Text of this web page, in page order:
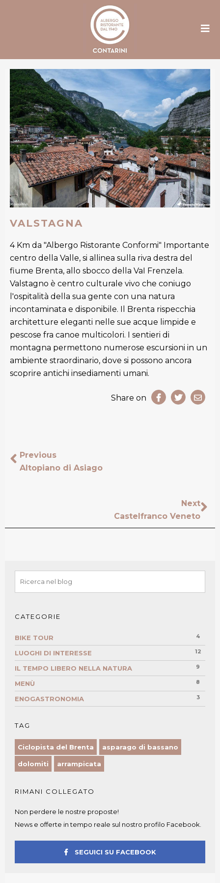
VALSTAGNA
4 Km da "Albergo Ristorante Conformi" Importante
centro della Valle, si allinea sulla riva destra del
fiume Brenta, allo sbocco della VaI Frenzela.
Valstagno è centro culturale vivo che coniugo
l'ospitalità della sua gente con una natura
incontaminata e disponibile. Il Brenta rispecchia
architetture eleganti nelle sue acque limpide e
pescose fra canoe multicolori. I sentieri di
montagna permettono numerose escursioni in un
ambiente straordinario, dove si possono ancora
scoprire antichi insediamenti umani.
Share on
Previous
Altopiano di Asiago
Next
Castelfranco Veneto
CATEGORIE
BIKE TOUR 4
LUOGHI DI INTERESSE 12
IL TEMPO LIBERO NELLA NATURA 9
MENÙ 8
ENOGASTRONOMIA 3
TAG
Ciclopista del Brenta asparago di bassano
dolomiti arrampicata
RIMANI COLLEGATO
Non perdere le nostre proposte!
News e offerte in tempo reale sul nostro profilo Facebook.
SEGUICI SU FACEBOOK